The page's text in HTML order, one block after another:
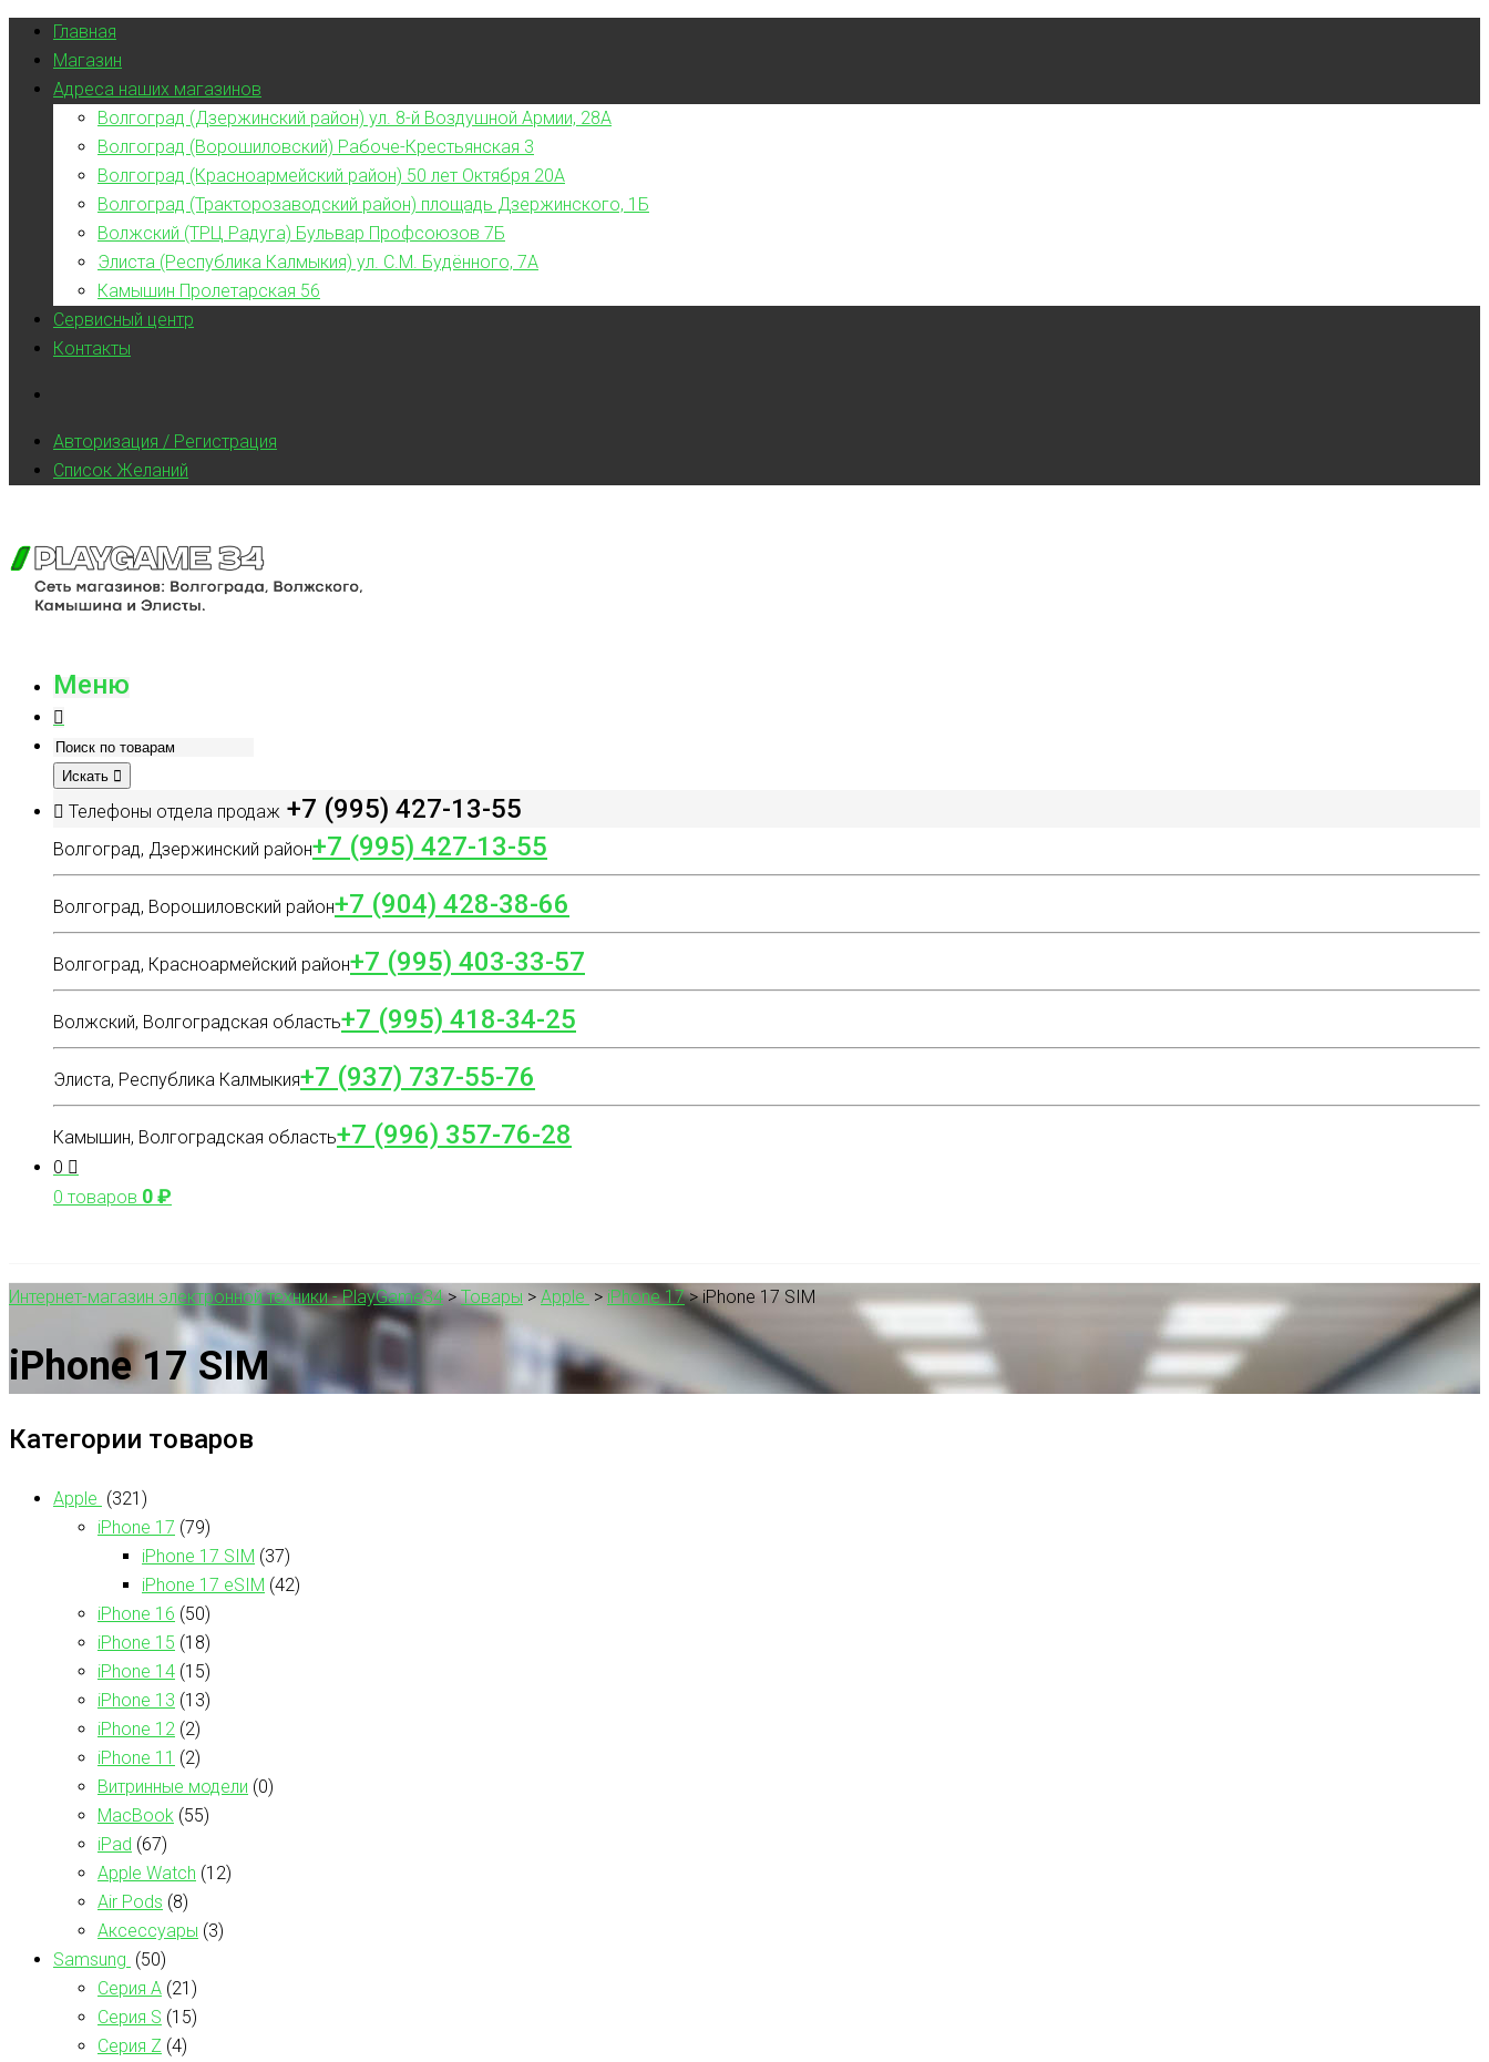
Главная
Магазин
Адреса наших магазинов
Волгоград (Дзержинский район) ул. 8-й Воздушной Армии, 28А
Волгоград (Ворошиловский) Рабоче-Крестьянская 3
Волгоград (Красноармейский район) 50 лет Октября 20А
Волгоград (Тракторозаводский район) площадь Дзержинского, 1Б
Волжский (ТРЦ Радуга) Бульвар Профсоюзов 7Б
Элиста (Республика Калмыкия) ул. С.М. Будённого, 7А
Камышин Пролетарская 56
Сервисный центр
Контакты
Авторизация / Регистрация
Список Желаний
Меню
Искать
Телефоны отдела продаж +7 (995) 427-13-55
Волгоград, Дзержинский район+7 (995) 427-13-55
Волгоград, Ворошиловский район+7 (904) 428-38-66
Волгоград, Красноармейский район+7 (995) 403-33-57
Волжский, Волгоградская область+7 (995) 418-34-25
Элиста, Республика Калмыкия+7 (937) 737-55-76
Камышин, Волгоградская область+7 (996) 357-76-28
0
0 товаров 0₽
Интернет-магазин электронной техники - PlayGame34>Товары > Apple > iPhone 17>iPhone 17 SIM
iPhone 17 SIM
Категории товаров
Apple (321)
iPhone 17 (79)
iPhone 17 SIM (37)
iPhone 17 eSIM (42)
iPhone 16 (50)
iPhone 15 (18)
iPhone 14 (15)
iPhone 13 (13)
iPhone 12 (2)
iPhone 11 (2)
Витринные модели (0)
MacBook (55)
iPad (67)
Apple Watch (12)
Air Pods (8)
Аксессуары (3)
Samsung (50)
Серия А (21)
Серия S (15)
Серия Z (4)